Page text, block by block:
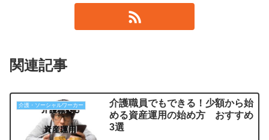
関連記事
介護・ソーシャルワーカー
介護職員でもできる！少額から始
める資産運用の始め方 おすすめ
3選